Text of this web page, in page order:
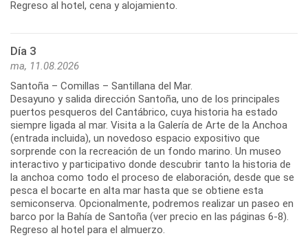
Día 3
ma, 11.08.2026
Santoña – Comillas – Santillana del Mar.
Desayuno y salida dirección Santoña, uno de los principales
puertos pesqueros del Cantábrico, cuya historia ha estado
siempre ligada al mar. Visita a la Galería de Arte de la Anchoa
(entrada incluida), un novedoso espacio expositivo que
sorprende con la recreación de un fondo marino. Un museo
interactivo y participativo donde descubrir tanto la historia de
la anchoa como todo el proceso de elaboración, desde que se
pesca el bocarte en alta mar hasta que se obtiene esta
semiconserva. Opcionalmente, podremos realizar un paseo en
barco por la Bahía de Santoña (ver precio en las páginas 6-8).
Regreso al hotel para el almuerzo.